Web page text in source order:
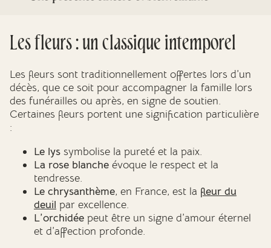
Les fleurs : un classique intemporel
Les fleurs sont traditionnellement offertes lors d’un
décès, que ce soit pour accompagner la famille lors
des funérailles ou après, en signe de soutien.
Certaines fleurs portent une signification particulière
:
Le lys symbolise la pureté et la paix.
La rose blanche évoque le respect et la
tendresse.
Le chrysanthème, en France, est la fleur du
deuil par excellence.
L’orchidée peut être un signe d’amour éternel
et d’affection profonde.